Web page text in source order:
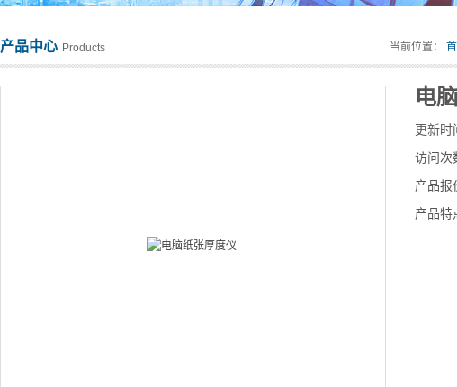
产品中心 Products 当前位置：
电
更新时
访问次
产品报
产品特